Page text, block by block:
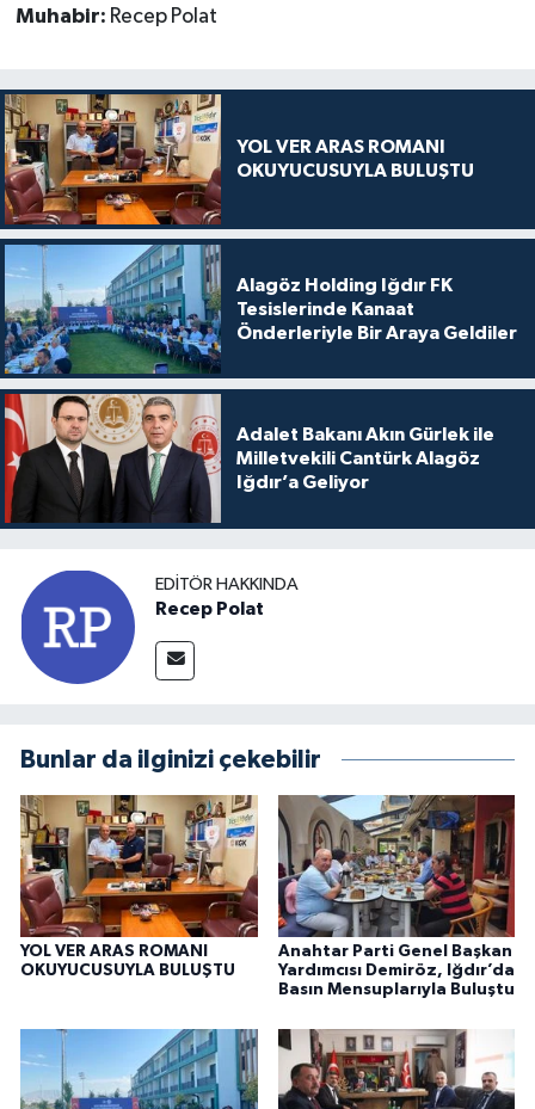
Muhabir: Recep Polat
YOL VER ARAS ROMANI
OKUYUCUSUYLA BULUŞTU
Alagöz Holding Iğdır FK
Tesislerinde Kanaat
Önderleriyle Bir Araya Geldiler
Adalet Bakanı Akın Gürlek ile
Milletvekili Cantürk Alagöz
Iğdır’a Geliyor
EDITÖR HAKKINDA
Recep Polat
Bunlar da ilginizi çekebilir
YOL VER ARAS ROMANI
OKUYUCUSUYLA BULUŞTU
Anahtar Parti Genel Başkan
Yardımcısı Demiröz, Iğdır’da
Basın Mensuplarıyla Buluştu